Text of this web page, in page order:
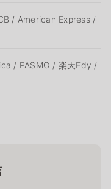
/ American Express /
/ PASMO / 楽天Edy /